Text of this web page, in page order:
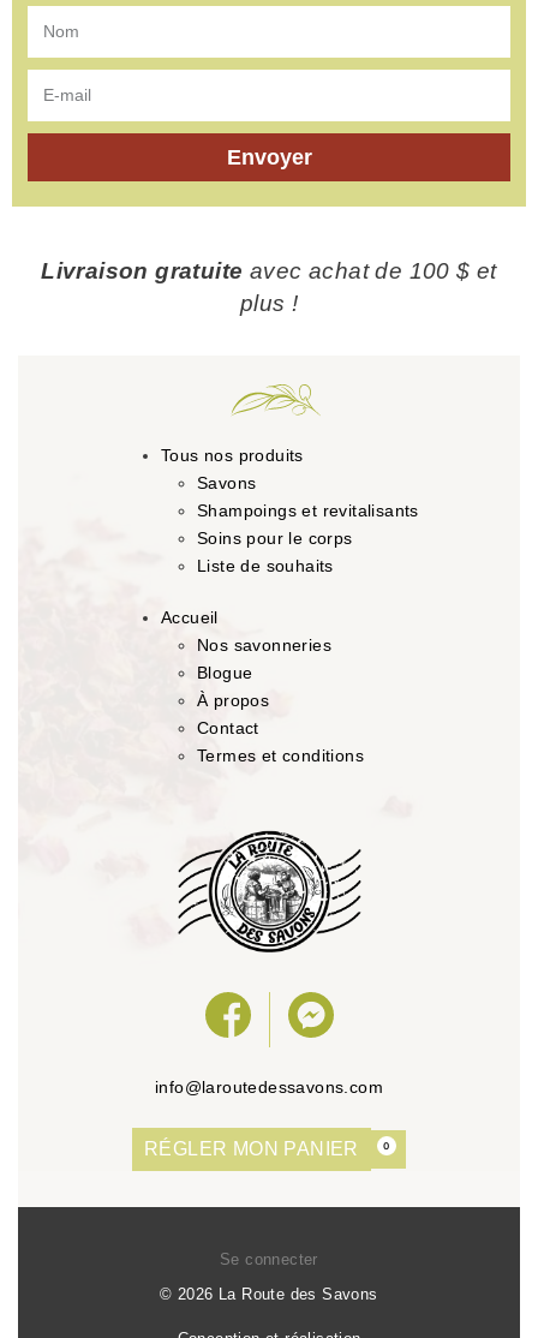
Envoyer
Livraison gratuite avec achat de 100 $ et
plus !
Tous nos produits
Savons
Shampoings et revitalisants
Soins pour le corps
Liste de souhaits
Accueil
Nos savonneries
Blogue
À propos
Contact
Termes et conditions
info@laroutedessavons.com
RÉGLER MON PANIER 0
© 2026 La Route des Savons
Se connecter